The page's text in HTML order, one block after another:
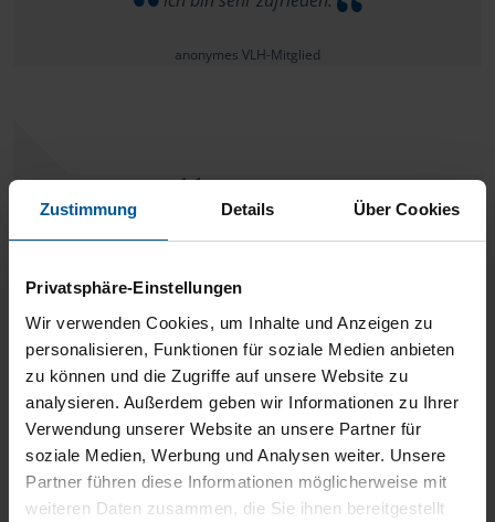
Zustimmung Details Über Cookies
Privatsphäre-Einstellungen
Wir verwenden Cookies, um Inhalte und Anzeigen zu
personalisieren, Funktionen für soziale Medien anbieten
zu können und die Zugriffe auf unsere Website zu
analysieren. Außerdem geben wir Informationen zu Ihrer
Verwendung unserer Website an unsere Partner für
soziale Medien, Werbung und Analysen weiter. Unsere
Partner führen diese Informationen möglicherweise mit
weiteren Daten zusammen, die Sie ihnen bereitgestellt
anonymes VLH-Mitglied
anonymes VLH-Mitglied
einfach weiter so - Klasse !!!!
anonymes VLH-Mitglied